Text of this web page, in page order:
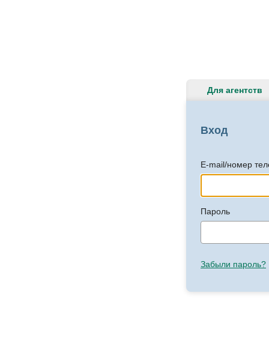
Для агентств
Вход
E-mail/номер
Пароль
Забыли пароль?